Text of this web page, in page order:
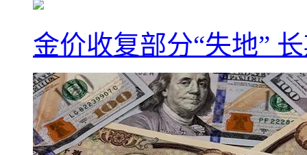
金价收复部分“失地”